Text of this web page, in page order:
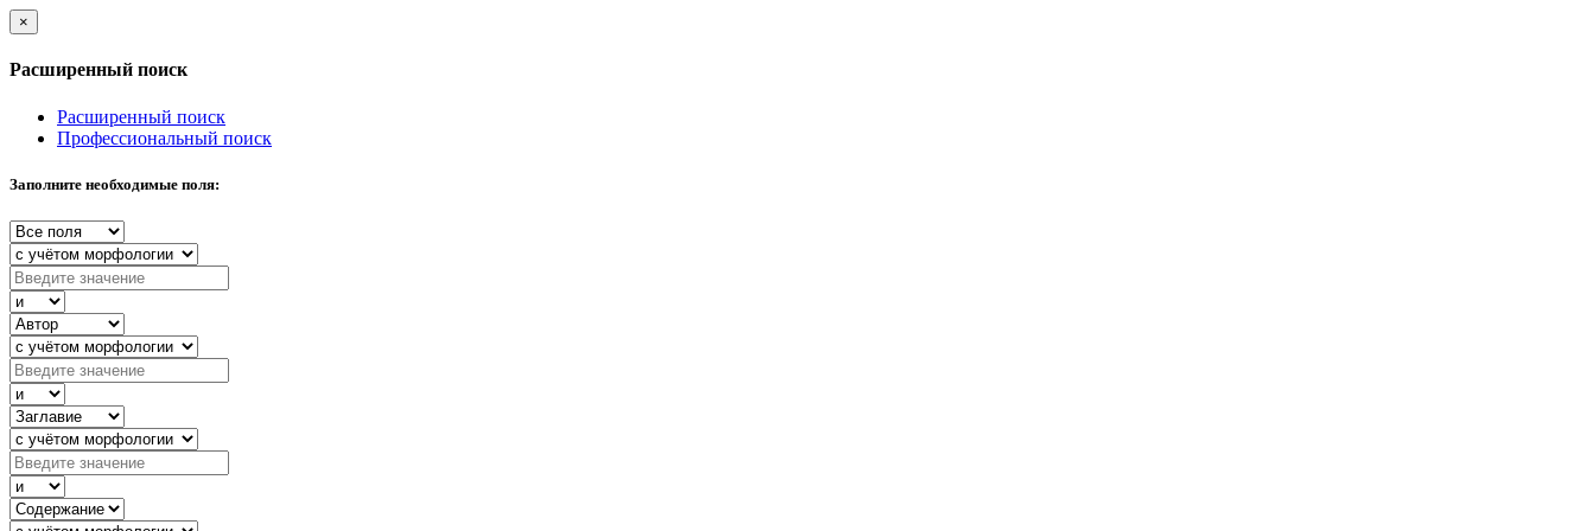
×
Расширенный поиск
Расширенный поиск
Профессиональный поиск
Заполните необходимые поля: